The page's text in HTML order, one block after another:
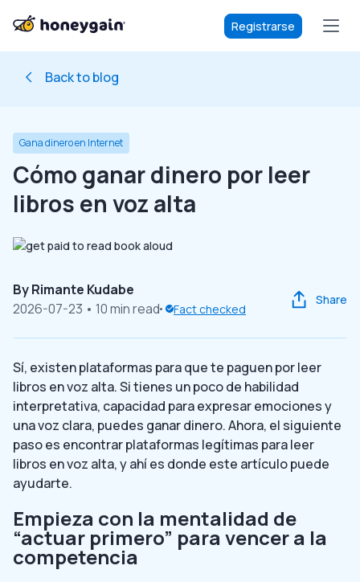
Registrarse
Back to blog
Gana dinero en Internet
Cómo ganar dinero por leer
libros en voz alta
ByRimante Kudabe
2026-07-23 • 10 min read Fact checked
Share
Sí, existen plataformas para que te paguen por leer
libros en voz alta. Si tienes un poco de habilidad
interpretativa, capacidad para expresar emociones y
una voz clara, puedes ganar dinero. Ahora, el siguiente
paso es encontrar plataformas legítimas para leer
libros en voz alta, y ahí es donde este artículo puede
ayudarte.
Empieza con la mentalidad de
“actuar primero” para vencer a la
competencia